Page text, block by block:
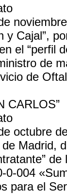
y Cajal”,
el “perfil
de
de
CARLOS”
octubre
de Madrid,
0-004
para el